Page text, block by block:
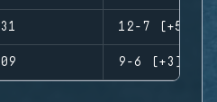
12-7 (+5)
9-6 (+3)